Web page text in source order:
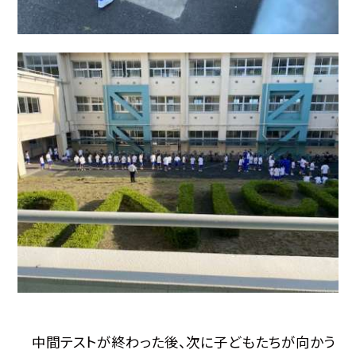
中間テストが終わった後、次に子どもたちが向かう